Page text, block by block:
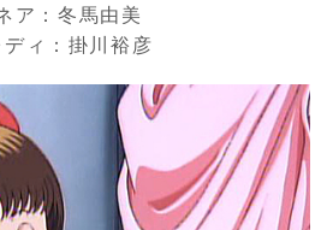
ア：冬馬由美
ディ：掛川裕彦